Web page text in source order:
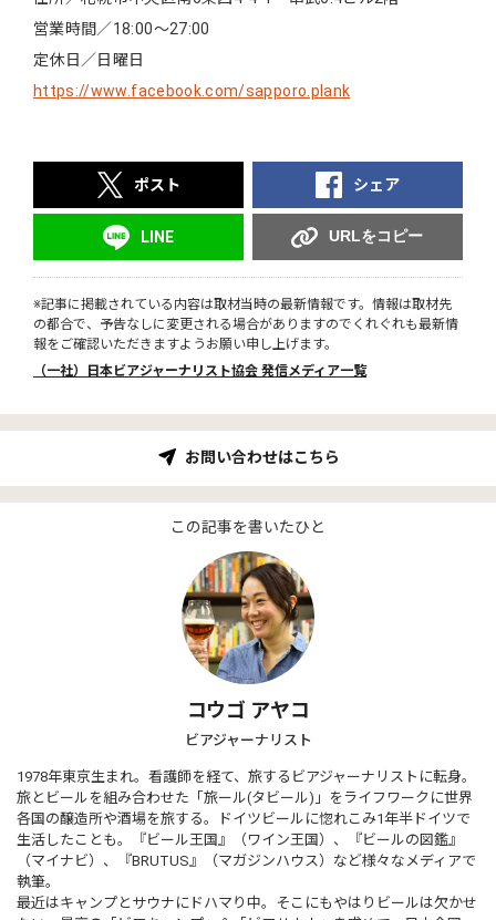
営業時間／18:00～27:00
定休日／日曜日
https://www.facebook.com/sapporo.plank
ポスト シェア
LINE URLをコピー
※記事に掲載されている内容は取材当時の最新情報です。情報は取材先
の都合で、予告なしに変更される場合がありますのでくれぐれも最新情
報をご確認いただきますようお願い申し上げます。
（一社）日本ビアジャーナリスト協会 発信メディア一覧
お問い合わせはこちら
この記事を書いたひと
コウゴ アヤコ
ビアジャーナリスト
1978年東京生まれ。看護師を経て、旅するビアジャーナリストに転身。
旅とビールを組み合わせた「旅ール(タビール)」をライフワークに世界
各国の醸造所や酒場を旅する。ドイツビールに惚れこみ1年半ドイツで
生活したことも。『ビール王国』（ワイン王国）、『ビールの図鑑』
（マイナビ）、『BRUTUS』（マガジンハウス）など様々なメディアで
執筆。
最近はキャンプとサウナにドハマり中。そこにもやはりビールは欠かせ